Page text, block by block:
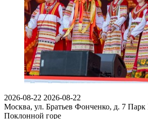
2026-08-22 2026-08-22
Москва, ул. Братьев Фонченко, д. 7 Парк
Поклонной горе